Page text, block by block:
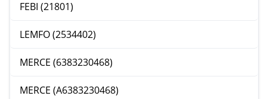
FEBI (21801)
LEMFO (2534402)
MERCE (6383230468)
MERCE (A6383230468)